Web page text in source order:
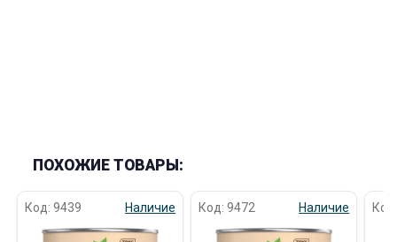
ПОХОЖИЕ ТОВАРЫ:
Код: 9439 Наличие Код: 9472 Наличие